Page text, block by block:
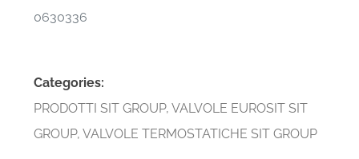
0630336
Categories:
PRODOTTI SIT GROUP,VALVOLE EUROSIT SIT
GROUP,VALVOLE TERMOSTATICHE SIT GROUP